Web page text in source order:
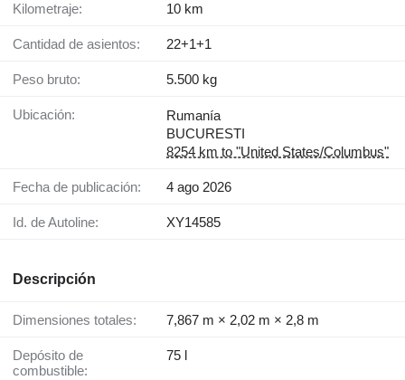
Kilometraje: 10 km
Cantidad de asientos: 22+1+1
Peso bruto: 5.500 kg
Ubicación:
Rumanía
BUCURESTI
8254 km to "United States/Columbus"
Fecha de publicación: 4 ago 2026
Id. de Autoline: XY14585
Descripción
Dimensiones totales: 7,867 m × 2,02 m × 2,8 m
Depósito de
combustible:
75 l